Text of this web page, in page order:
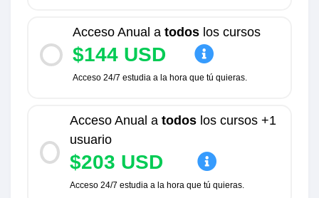
Acceso Anual a todoslos cursos
$144 USD
Acceso 24/7 estudia a la hora que tú quieras.
Acceso Anual a todoslos cursos +1
usuario
$203 USD
Acceso 24/7 estudia a la hora que tú quieras.